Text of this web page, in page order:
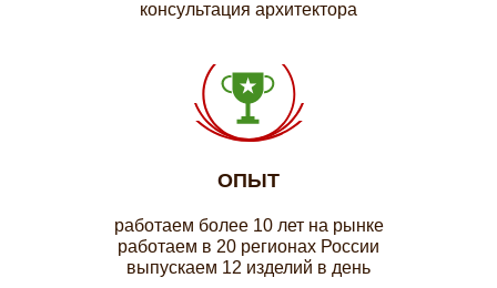
консультация архитектора
ОПЫТ
работаем более 10 лет на рынке
работаем в 20 регионах России
выпускаем 12 изделий в день